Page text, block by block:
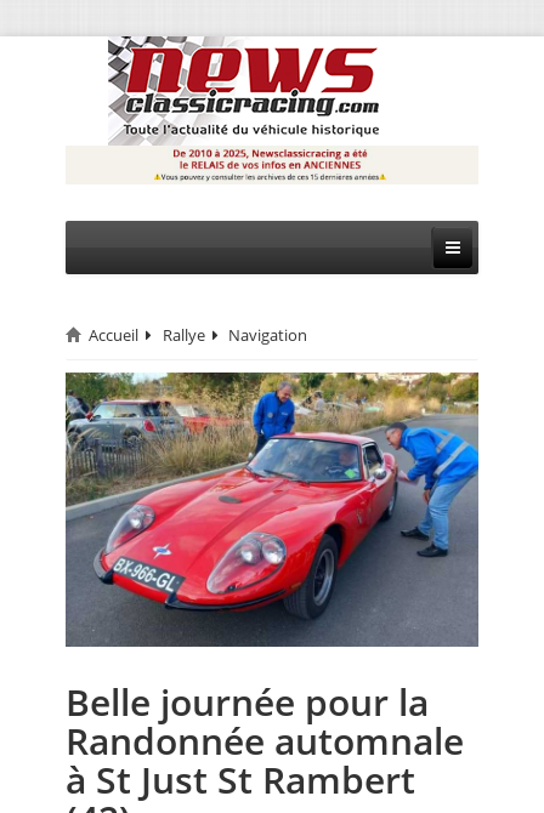
CIRCUIT
RALLYE
MONTAGNE
EVÈNEMENTS
CALENDRIER
ANNUAIRES
PETITES ANNONCES
Accueil Rallye Navigation
Belle journée pour la
Randonnée automnale
à St Just St Rambert